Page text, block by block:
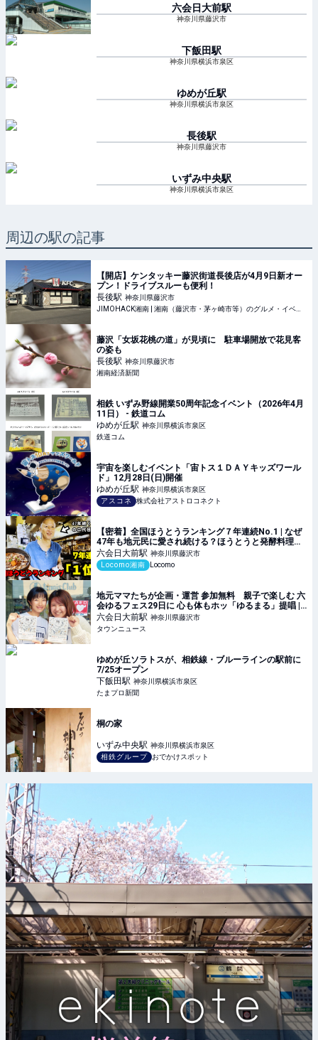
六会日大前駅
神奈川県藤沢市
下飯田駅
神奈川県横浜市泉区
ゆめが丘駅
神奈川県横浜市泉区
長後駅
神奈川県藤沢市
いずみ中央駅
神奈川県横浜市泉区
周辺の駅の記事
【開店】ケンタッキー藤沢街道長後店が4月9日新オー
プン！ドライブスルーも便利！
長後駅 神奈川県藤沢市
藤沢「女坂花桃の道」が見頃に 駐車場開放で花見客
の姿も
長後駅 神奈川県藤沢市
湘南経済新聞
相鉄 いずみ野線開業50周年記念イベント（2026年4月
11日） - 鉄道コム
ゆめが丘駅 神奈川県横浜市泉区
鉄道コム
宇宙を楽しむイベント「宙トス１ＤＡＹキッズワール
ド」12月28日(日)開催
ゆめが丘駅 神奈川県横浜市泉区
アスコネ
株式会社アストロコネクト
【密着】全国ほうとうランキング７年連続No.1 | なぜ
47年も地元民に愛され続ける？ほうとうと発酵料理
『元祖・へっころ谷』に朝から密着！人気の秘密に迫
る #湘南 #グルメ #密着
六会日大前駅 神奈川県藤沢市
Locomo湘南
Locomo
地元ママたちが企画・運営 参加無料 親子で楽しむ 六
会ゆるフェス29日に 心も体もホッ「ゆるまる」提唱 |
藤沢 | タウンニュース
六会日大前駅 神奈川県藤沢市
タウンニュース
ゆめが丘ソラトスが、相鉄線・ブルーラインの駅前に
7/25オープン
下飯田駅 神奈川県横浜市泉区
たまプロ新聞
桐の家
いずみ中央駅 神奈川県横浜市泉区
相鉄グループ
おでかけスポット